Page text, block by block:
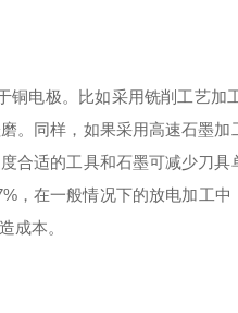
铜电极。比如采用铣削工艺
。同样，如果采用高速石墨
合适的工具和石墨可减少刀
，在一般情况下的放电加工
成本。